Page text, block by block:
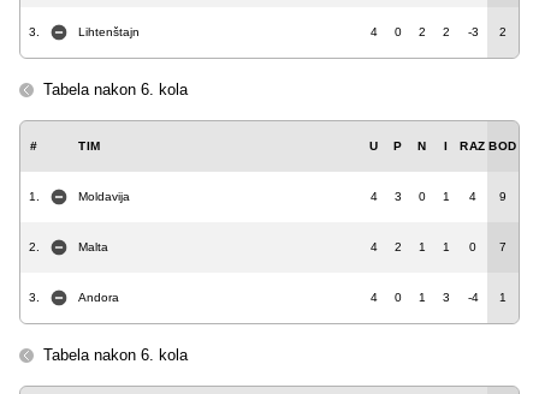
3. Lihtenštajn 4 0 2 2 -3 2
Tabela nakon 6. kola
# TIM U P N I RAZ BOD
1. Moldavija 4 3 0 1 4 9
2. Malta 4 2 1 1 0 7
3. Andora 4 0 1 3 -4 1
Tabela nakon 6. kola